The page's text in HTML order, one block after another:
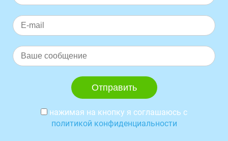
нажимая на кнопку я соглашаюсь с
политикой конфиденциальности